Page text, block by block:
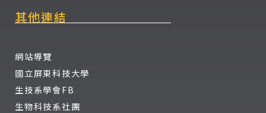
其他連結
網站導覽
國立屏東科技大學
生技系學會FB
生物科技系社團